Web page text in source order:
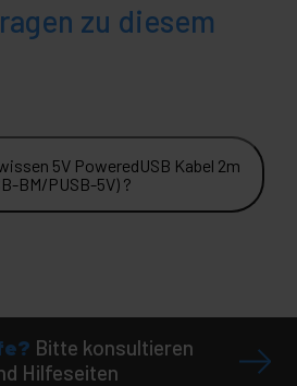
zu diesem
5V PoweredUSB Kabel 2m
BM/PUSB-5V) ?
Bitte konsultieren
Hilfeseiten